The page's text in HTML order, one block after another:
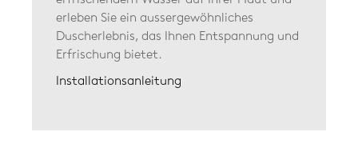
erleben Sie ein aussergewöhnliches
Duscherlebnis, das Ihnen Entspannung und
Erfrischung bietet.
Installationsanleitung